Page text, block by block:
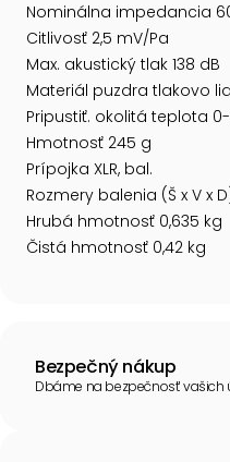
Nominálna impedancia
Citlivosť 2,5 mV/Pa
Max. akustický tlak 138 dB
Materiál puzdra tlakovo
Pripustiť. okolitá teplota
Hmotnosť 245 g
Prípojka XLR, bal.
Rozmery balenia (Š x V x
Hrubá hmotnosť 0,635 kg
Čistá hmotnosť 0,42 kg
Bezpečný nákup
Dbáme na bezpečnosť vašich